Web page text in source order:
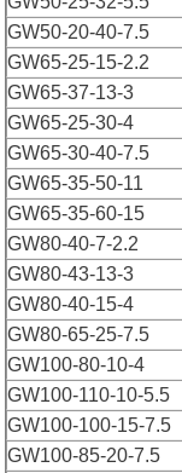
GW50-20-40-7.5
GW65-25-15-2.2
GW65-37-13-3
GW65-25-30-4
GW65-30-40-7.5
GW65-35-50-11
GW65-35-60-15
GW80-40-7-2.2
GW80-43-13-3
GW80-40-15-4
GW80-65-25-7.5
GW100-80-10-4
GW100-110-10-5.5
GW100-100-15-7.5
GW100-85-20-7.5